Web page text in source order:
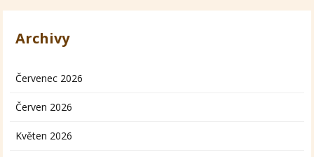
Archivy
Červenec 2026
Červen 2026
Květen 2026